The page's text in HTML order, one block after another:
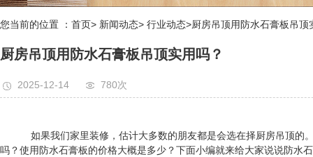
生态板
轻钢龙骨
竹木纤维线条、护墙板
您当前的位置 ：首页> 新闻动态> 行业动态>厨房吊顶用防水石膏板吊顶
厨房吊顶用防水石膏板吊顶实用吗？
2025-12-14 780次
如果我们家里装修，估计大多数的朋友都是会选在择厨房吊顶的。
吗？使用防水石膏板的价格大概是多少？下面小编就来给大家说说防水